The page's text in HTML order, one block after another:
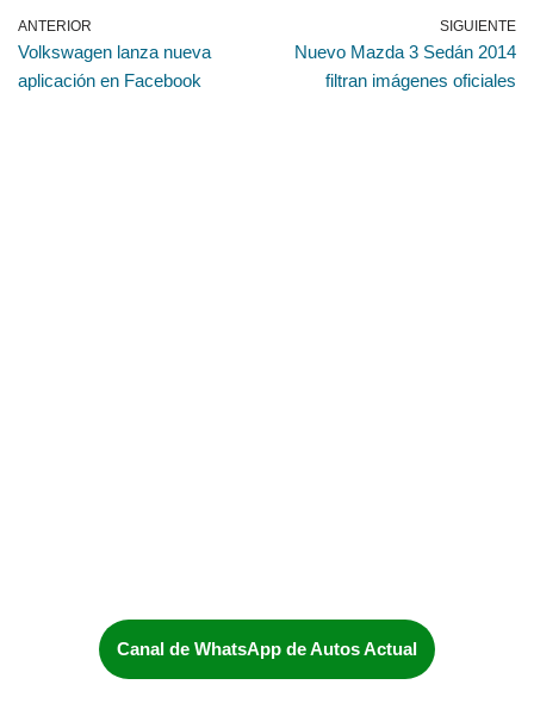
ANTERIOR
Volkswagen lanza nueva
aplicación en Facebook
SIGUIENTE
Nuevo Mazda 3 Sedán 2014
filtran imágenes oficiales
Canal de WhatsApp de Autos Actual